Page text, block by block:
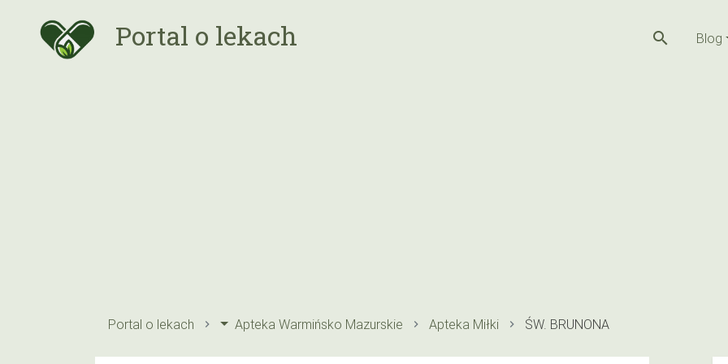
Portal o lekach search Blog
Portal o lekach Apteka Warmińsko Mazurskie Apteka Miłki ŚW. BRUNONA